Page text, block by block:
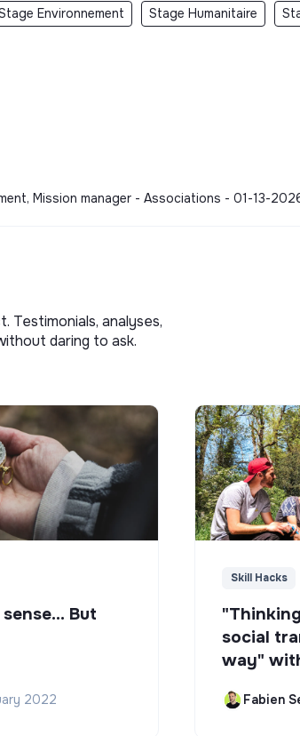
Environnement Stage Humanitaire
Mission manager - Associations - 01-13-
Testimonials, analyses,
daring to ask.
But
2022
Skill Hacks
social
way"
Fabien